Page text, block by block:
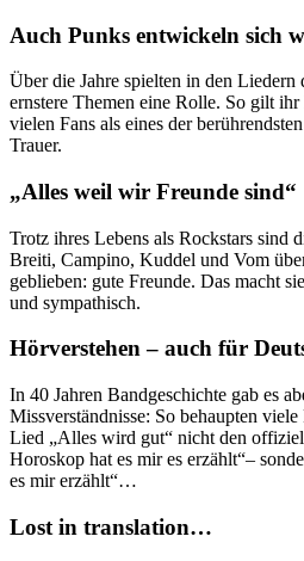
Auch Punks entwickeln sich
Über die Jahre spielten in den Liedern
ernstere Themen eine Rolle. So gilt
vielen Fans als eines der
Trauer.
„Alles weil wir Freunde sind“
Trotz ihres Lebens als Rockstars sind
Breiti, Campino, Kuddel und Vom
geblieben: gute Freunde. Das macht
und sympathisch.
Hörverstehen – auch für
In 40 Jahren Bandgeschichte gab es
Missverständnisse: So behaupten viele
Lied „Alles wird gut“ nicht den
Horoskop hat es mir es erzählt“–
es mir erzählt“…
Lost in translation…